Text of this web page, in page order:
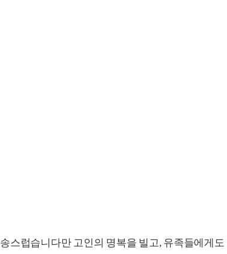
스럽습니다만 고인의 명복을 빌고, 유족들에게도